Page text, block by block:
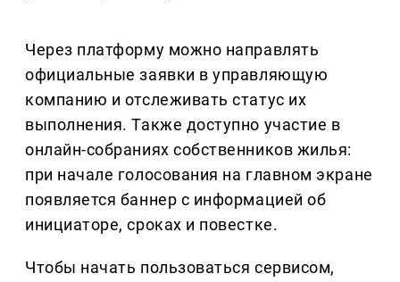
Через платформу можно направлять
официальные заявки в управляющую
компанию и отслеживать статус их
выполнения. Также доступно участие в
онлайн-собраниях собственников жилья:
при начале голосования на главном экране
появляется баннер с информацией об
инициаторе, сроках и повестке.
Чтобы начать пользоваться сервисом,